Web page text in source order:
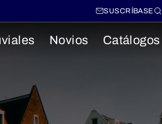
SUSCRÍBASE
Novios Catálogos